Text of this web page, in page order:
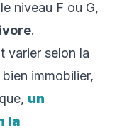
niveau F ou G,
.
varier selon la
immobilier,
un
la